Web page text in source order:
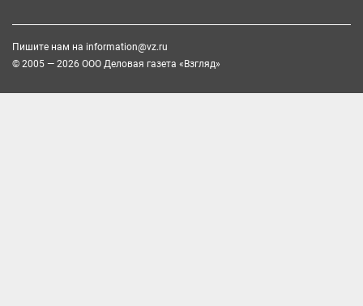
Пишите нам на information@vz.ru
© 2005 — 2026 ООО Деловая газета «Взгляд»